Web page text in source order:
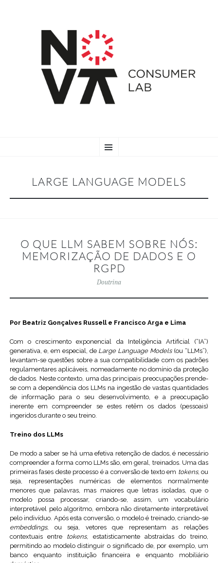
TO
LARGE LANGUAGE MODELS
O QUE LLM SABEM SOBRE NÓS:
MEMORIZAÇÃO DE DADOS E O
RGPD
Doutrina
Por Beatriz Gonçalves Russell e Francisco Arga e Lima
Com o crescimento exponencial da Inteligência Artificial (“IA”)
generativa, e, em especial, de Large Language Models(ou “LLMs”),
levantam-se questões sobre a sua compatibilidade com os padrões
regulamentares aplicáveis, nomeadamente no domínio da proteção
de dados. Neste contexto, uma das principais preocupações prende-
se com a dependência dos LLMs na ingestão de vastas quantidades
de informação para o seu desenvolvimento, e a preocupação
inerente em compreender se estes retêm os dados (pessoais)
ingeridos durante o seu treino.
Treino dos LLMs
De modo a saber se há uma efetiva retenção de dados, é necessário
compreender a forma como LLMs são, em geral, treinados. Uma das
primeiras fases deste processo é a conversão de texto em tokens, ou
seja, representações numéricas de elementos normalmente
menores que palavras, mas maiores que letras isoladas, que o
modelo possa processar, criando-se, assim, um vocabulário
interpretável pelo algoritmo, embora não diretamente interpretável
pelo indivíduo. Após esta conversão, o modelo é treinado, criando-se
embeddings, ou seja, vetores que representam as relações
contextuais entre tokens, estatisticamente abstraídas do treino,
permitindo ao modelo distinguir o significado de, por exemplo, um
banco enquanto instituição financeira e enquanto mobiliário